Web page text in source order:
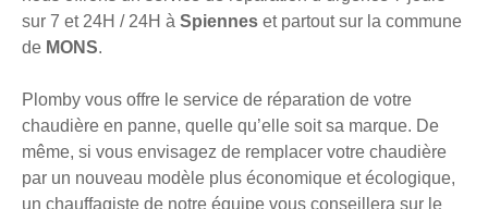
sur 7 et 24H / 24H à Spiennes et partout sur la commune
de MONS.
Plomby vous offre le service de réparation de votre
chaudière en panne, quelle qu’elle soit sa marque. De
même, si vous envisagez de remplacer votre chaudière
par un nouveau modèle plus économique et écologique,
un chauffagiste de notre équipe vous conseillera sur le